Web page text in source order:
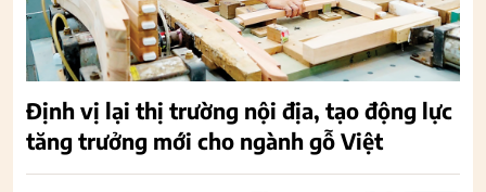
Định vị lại thị trường nội địa, tạo động lực
tăng trưởng mới cho ngành gỗ Việt